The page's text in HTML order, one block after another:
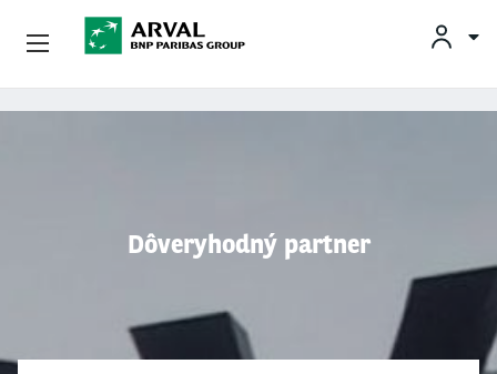
Dôveryhodný partner
Podnikatelia
Informácie Pre Vodičov